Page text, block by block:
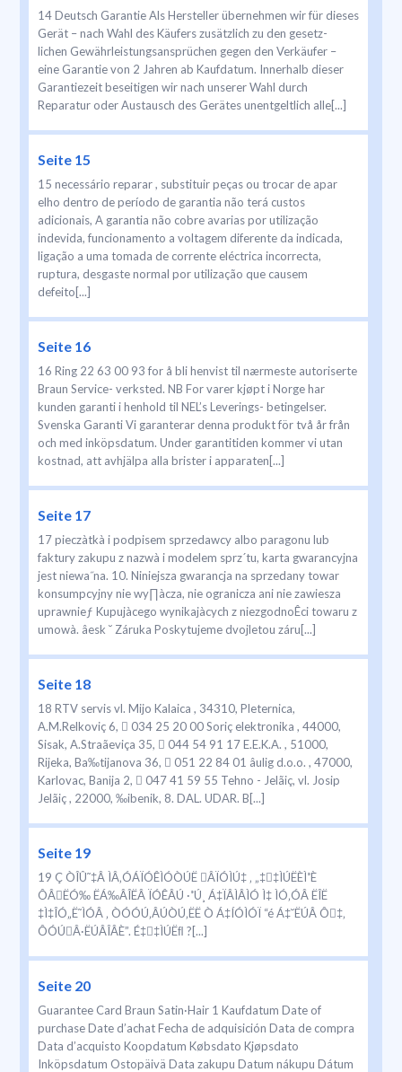
14 Deutsch Garantie Als Hersteller übernehmen wir für dieses
Gerät – nach Wahl des Käufers zusätzlich zu den gesetz-
lichen Gewährleistungsansprüchen gegen den Verkäufer –
eine Garantie von 2 Jahren ab Kaufdatum. Innerhalb dieser
Garantiezeit beseitigen wir nach unserer Wahl durch
Reparatur oder Austausch des Gerätes unentgeltlich alle[...]
Seite 15
15 necessário reparar , substituir peças ou trocar de apar
elho dentro de período de garantia não terá custos
adicionais, A garantia não cobre avarias por utilização
indevida, funcionamento a voltagem diferente da indicada,
ligação a uma tomada de corrente eléctrica incorrecta,
ruptura, desgaste normal por utilização que causem
defeito[...]
Seite 16
16 Ring 22 63 00 93 for å bli henvist til nærmeste autoriserte
Braun Service- verksted. NB For varer kjøpt i Norge har
kunden garanti i henhold til NEL’s Leverings- betingelser.
Svenska Garanti Vi garanterar denna produkt för två år från
och med inköpsdatum. Under garantitiden kommer vi utan
kostnad, att avhjälpa alla brister i apparaten[...]
Seite 17
17 pieczàtkà i podpisem sprzedawcy albo paragonu lub
faktury zakupu z nazwà i modelem sprz´tu, karta gwarancyjna
jest niewa˝na. 10. Niniejsza gwarancja na sprzedany towar
konsumpcyjny nie wy∏àcza, nie ogranicza ani nie zawiesza
uprawnieƒ Kupujàcego wynikajàcych z niezgodnoÊci towaru z
umowà. âesk ˘ Záruka Poskytujeme dvojletou záru[...]
Seite 18
18 RTV servis vl. Mijo Kalaica , 34310, Pleternica,
A.M.Relkoviç 6,  034 25 20 00 Soriç elektronika , 44000,
Sisak, A.Straãeviça 35,  044 54 91 17 E.E.K.A. , 51000,
Rijeka, Ba‰tijanova 36,  051 22 84 01 âulig d.o.o. , 47000,
Karlovac, Banija 2,  047 41 59 55 Tehno - Jelãiç, vl. Josip
Jelãiç , 22000, ‰ibenik, 8. DAL. UDAR. B[...]
Seite 19
19 Ç ÒÎÛ˜‡Â ÌÂ‚ÓÁÏÓÊÌÓÒÚË ÂÏÓÌÚ‡ ‚ „‡‡ÌÚËÈÌ˚È
ÔÂËÓ‰ ËÁ‰ÂÎËÂ ÏÓÊÂÚ ·˚Ú¸ Á‡ÏÂÌÂÌÓ Ì‡ ÌÓ‚ÓÂ ËÎË
‡Ì‡ÎÓ„Ë˜ÌÓÂ ‚ ÒÓÓÚ‚ÂÚÒÚ‚ËË Ò Á‡ÍÓÌÓÏ “é Á‡˘ËÚÂ Ô‡‚
ÔÓÚÂ·ËÚÂÎÂÈ”. É‡‡ÌÚËﬂ ?[...]
Seite 20
Guarantee Card Braun Satin·Hair 1 Kaufdatum Date of
purchase Date d’achat Fecha de adquisición Data de compra
Data d’acquisto Koopdatum Købsdato Kjøpsdato
Inköpsdatum Ostopäivä Data zakupu Datum nákupu Dátum